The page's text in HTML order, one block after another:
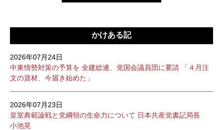
かけある記
2026年07月24日
中東情勢対策の予算を 全建総連、党国会議員団に要請 「４月注
文の資材、今届き始めた」
2026年07月23日
皇室典範論戦と党綱領の生命力について 日本共産党書記局長
小池晃